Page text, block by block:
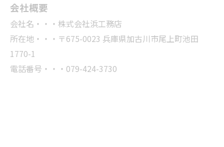
会社概要
会社名・・・株式会社浜工務店
所在地・・・〒675-0023 兵庫県加古川市尾上町池田
1770-1
電話番号・・・079-424-3730